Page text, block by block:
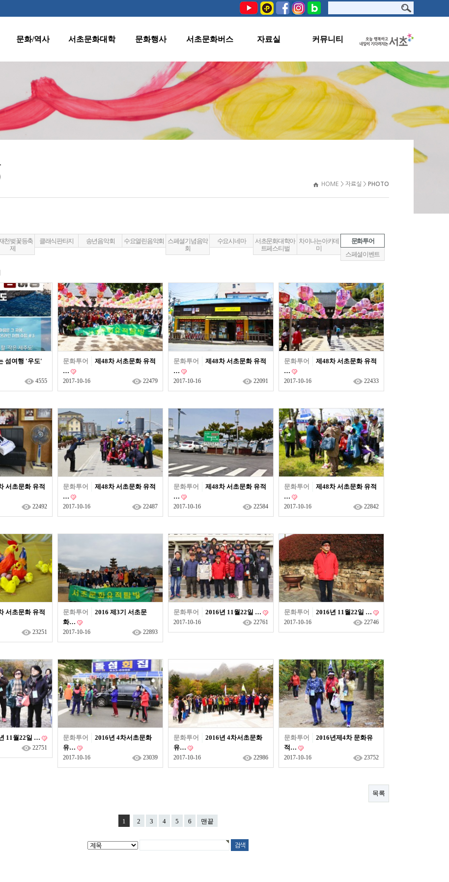
문화/역사
문화유산
서초명소
문화자료실
서초문화대학
프로그램 안내
원데이클래스
운영규정
문화행사
월별행사
주요행사
양재천 벚꽃 등
(燈)축제
클래식판타지
수요열린음악회
특별행사
서초문화버스
종합노선표
1호차(반포·
잠원동)
2호차(서초·
반포동)
3호차(방배·
자료실
PHOTO
서초문화원TV
커뮤니티
공지사항
교육생지원
자료실
관련사이트
HOME > 자료실 > PHOTO
천벚꽃등축
제
클래식판타지 송년음악회 수요열린음악회 스페셜기념음악
회
수요시네마
서초문화대학아
트페스티벌
차이나는아카데
미
문화투어
스페셜이벤트
섬여행 '우도'
4555
문화투어
제48차 서초문화 유적
…
2017-10-16 22479
문화투어
제48차 서초문화 유적
…
2017-10-16 22091
문화투어
제48차 서초문화 유적
…
2017-10-16 22433
서초문화 유적
22492
문화투어
제48차 서초문화 유적
…
2017-10-16 22487
문화투어
제48차 서초문화 유적
…
2017-10-16 22584
문화투어
제48차 서초문화 유적
…
2017-10-16 22842
서초문화 유적
23251
문화투어
2016 제3기 서초문
화…
2017-10-16 22893
문화투어 2016년 11월22일 …
2017-10-16 22761
문화투어 2016년 11월22일 …
2017-10-16 22746
11월22일 …
22751
문화투어
2016년 4차서초문화
유…
2017-10-16 23039
문화투어
2016년 4차서초문화
유…
2017-10-16 22986
문화투어
2016년제4차 문화유
적…
2017-10-16 23752
목록
1 2 3 4 5 6 맨끝